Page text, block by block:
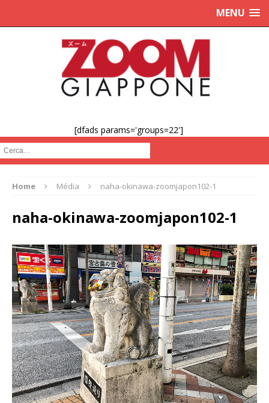
MENU
[dfads params='groups=22']
Cerca :
Home Média naha-okinawa-zoomjapon102-1
naha-okinawa-zoomjapon102-1